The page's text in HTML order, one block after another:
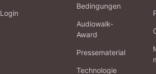
Login
Bedingungen
Audiowalk-
Award
Pressematerial
Technologie